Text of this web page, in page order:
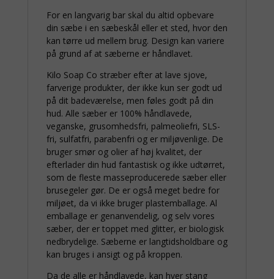
For en langvarig bar skal du altid opbevare
din sæbe i en sæbeskål eller et sted, hvor den
kan tørre ud mellem brug. Design kan variere
på grund af at sæberne er håndlavet.
Kilo Soap Co stræber efter at lave sjove,
farverige produkter, der ikke kun ser godt ud
på dit badeværelse, men føles godt på din
hud. Alle sæber er 100% håndlavede,
veganske, grusomhedsfri, palmeoliefri, SLS-
fri, sulfatfri, parabenfri og er miljøvenlige. De
bruger smør og olier af høj kvalitet, der
efterlader din hud fantastisk og ikke udtørret,
som de fleste masseproducerede sæber eller
brusegeler gør. De er også meget bedre for
miljøet, da vi ikke bruger plastemballage. Al
emballage er genanvendelig, og selv vores
sæber, der er toppet med glitter, er biologisk
nedbrydelige. Sæberne er langtidsholdbare og
kan bruges i ansigt og på kroppen.
Da de alle er håndlavede, kan hver stang